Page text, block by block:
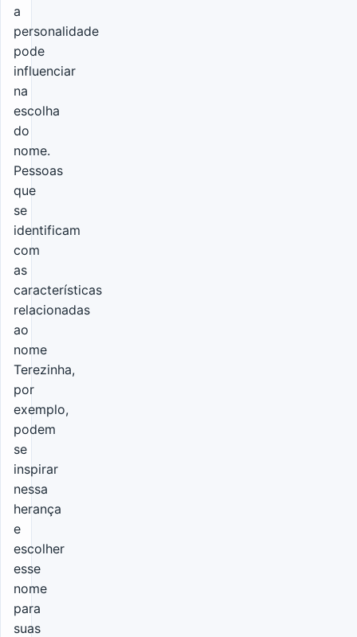
a
personalidade
pode
influenciar
na
escolha
do
nome.
Pessoas
que
se
identificam
com
as
características
relacionadas
ao
nome
Terezinha,
por
exemplo,
podem
se
inspirar
nessa
herança
e
escolher
esse
nome
para
suas